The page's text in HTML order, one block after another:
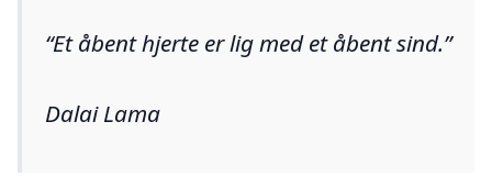
Et åbent hjerte er lig med et åbent sind.
Dalai Lama